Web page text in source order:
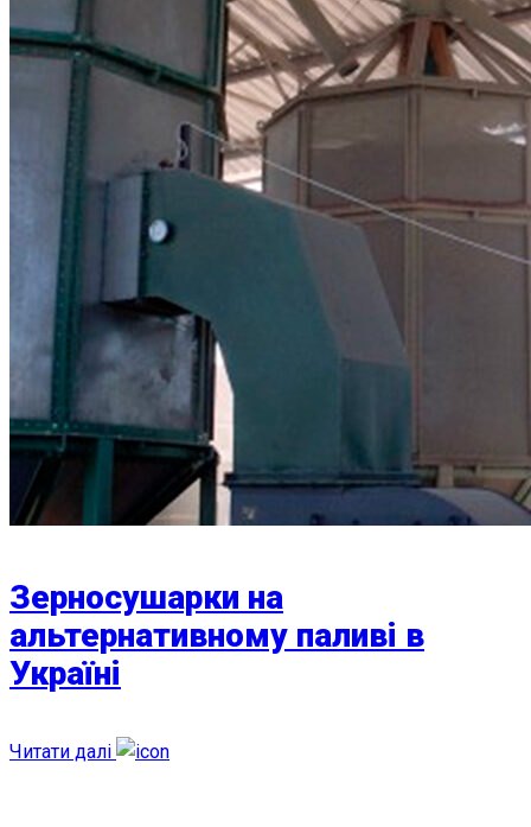
Зерносушарки на
альтернативному паливі в
Україні
Читати далі